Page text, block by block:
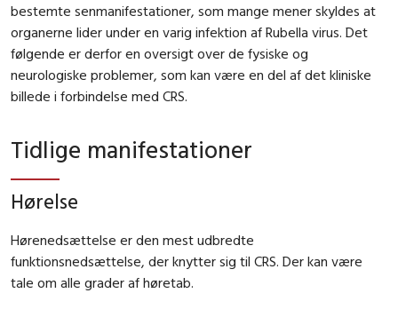
bestemte senmanifestationer, som mange mener skyldes at
organerne lider under en varig infektion af Rubella virus. Det
følgende er derfor en oversigt over de fysiske og
neurologiske problemer, som kan være en del af det kliniske
billede i forbindelse med CRS.
Tidlige manifestationer
Hørelse
Hørenedsættelse er den mest udbredte
funktionsnedsættelse, der knytter sig til CRS. Der kan være
tale om alle grader af høretab.